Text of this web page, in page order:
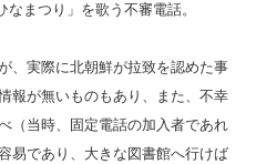
まつり」を歌う不審電話。
、実際に北朝鮮が拉致を認めた事
報が無いものもあり、また、不幸
（当時、固定電話の加入者であれ
易であり、大きな図書館へ行けば